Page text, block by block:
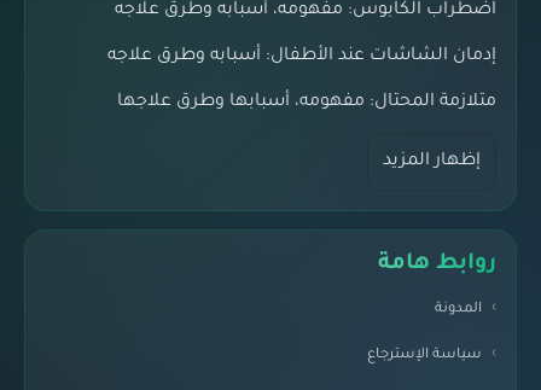
اضطراب الكابوس: مفهومه، أسبابه وطرق علاجه
إدمان الشاشات عند الأطفال: أسبابه وطرق علاجه
متلازمة المحتال: مفهومه، أسبابها وطرق علاجها
إظهار المزيد
روابط هامة
المدونة
سياسة الإسترجاع